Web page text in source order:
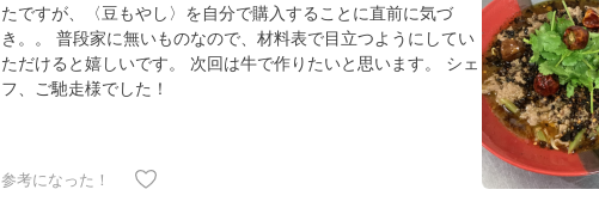
たですが、〈豆もやし〉を自分で購入することに直前に気づ
き。。 普段家に無いものなので、材料表で目立つようにしてい
ただけると嬉しいです。 次回は牛で作りたいと思います。 シェ
フ、ご馳走様でした！
参考になった！